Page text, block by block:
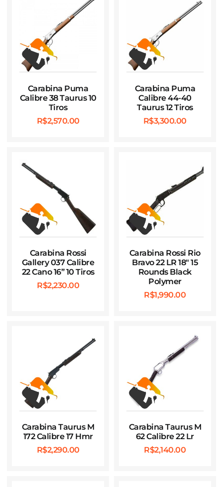
Carabina Puma
Calibre 38 Taurus 10
Tiros
R$2,570.00
Carabina Puma
Calibre 44-40
Taurus 12 Tiros
R$3,300.00
Carabina Rossi
Gallery 037 Calibre
22 Cano 16” 10 Tiros
R$2,230.00
Carabina Rossi Rio
Bravo 22 LR 18″ 15
Rounds Black
Polymer
R$1,990.00
Carabina Taurus M
172 Calibre 17 Hmr
R$2,290.00
Carabina Taurus M
62 Calibre 22 Lr
R$2,140.00